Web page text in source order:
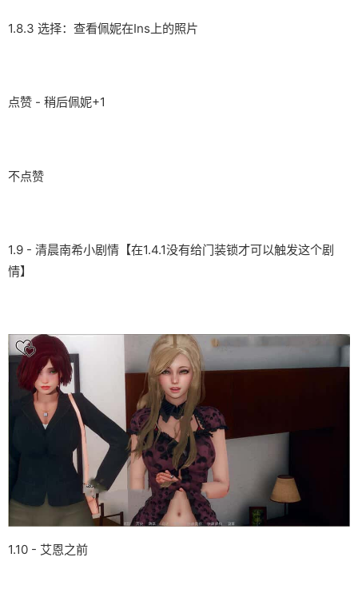
1.8.3 选择：查看佩妮在Ins上的照片
点赞 - 稍后佩妮+1
不点赞
1.9 - 清晨南希小剧情【在1.4.1没有给门装锁才可以触发这个剧
情】
1.10 - 艾恩之前